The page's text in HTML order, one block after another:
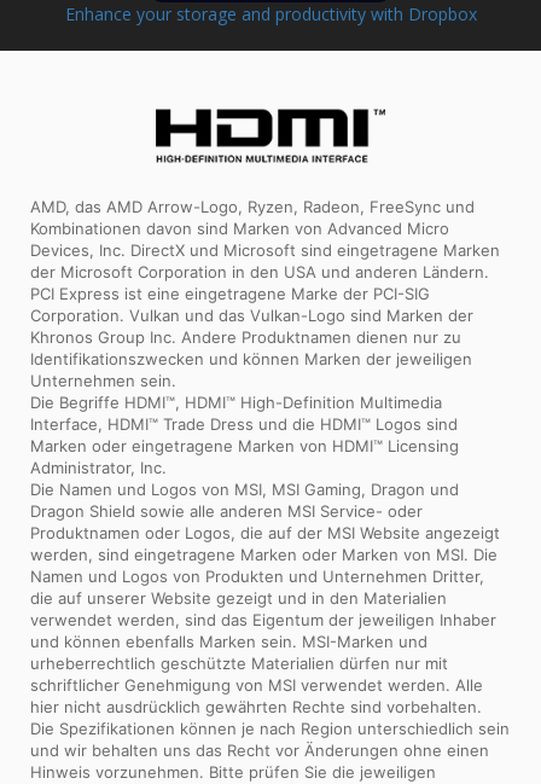
Enhance your storage and productivity with Dropbox
AMD, das AMD Arrow-Logo, Ryzen, Radeon, FreeSync und
Kombinationen davon sind Marken von Advanced Micro
Devices, Inc. DirectX und Microsoft sind eingetragene Marken
der Microsoft Corporation in den USA und anderen Ländern.
PCI Express ist eine eingetragene Marke der PCI-SIG
Corporation. Vulkan und das Vulkan-Logo sind Marken der
Khronos Group Inc. Andere Produktnamen dienen nur zu
Identifikationszwecken und können Marken der jeweiligen
Unternehmen sein.
Die Begriffe HDMI™, HDMI™ High-Definition Multimedia
Interface, HDMI™ Trade Dress und die HDMI™ Logos sind
Marken oder eingetragene Marken von HDMI™ Licensing
Administrator, Inc.
Die Namen und Logos von MSI, MSI Gaming, Dragon und
Dragon Shield sowie alle anderen MSI Service- oder
Produktnamen oder Logos, die auf der MSI Website angezeigt
werden, sind eingetragene Marken oder Marken von MSI. Die
Namen und Logos von Produkten und Unternehmen Dritter,
die auf unserer Website gezeigt und in den Materialien
verwendet werden, sind das Eigentum der jeweiligen Inhaber
und können ebenfalls Marken sein. MSI-Marken und
urheberrechtlich geschützte Materialien dürfen nur mit
schriftlicher Genehmigung von MSI verwendet werden. Alle
hier nicht ausdrücklich gewährten Rechte sind vorbehalten.
Die Spezifikationen können je nach Region unterschiedlich sein
und wir behalten uns das Recht vor Änderungen ohne einen
Hinweis vorzunehmen. Bitte prüfen Sie die jeweiligen